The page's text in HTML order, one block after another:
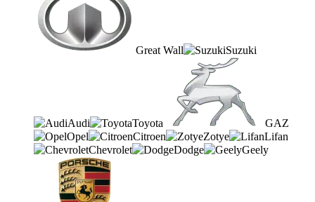
Great Wall Suzuki
Audi Toyota
GAZ
Opel
Citroen Zotye
Lifan
Chevrolet
Dodge Geely